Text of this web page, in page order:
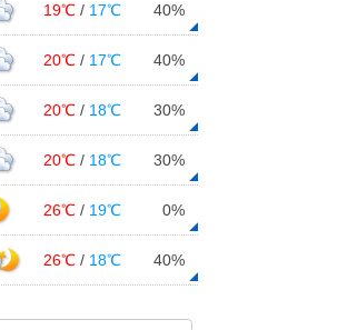
19℃ / 17℃ 40%
20℃ / 17℃ 40%
20℃ / 18℃ 30%
20℃ / 18℃ 30%
26℃ / 19℃ 0%
26℃ / 18℃ 40%